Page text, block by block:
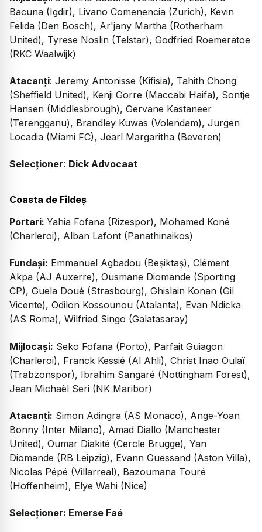
Bacuna (Igdir), Livano Comenencia (Zurich), Kevin
Felida (Den Bosch), Ar'jany Martha (Rotherham
United), Tyrese Noslin (Telstar), Godfried Roemeratoe
(RKC Waalwijk)
Atacanți: Jeremy Antonisse (Kifisia), Tahith Chong
(Sheffield United), Kenji Gorre (Maccabi Haifa), Sontje
Hansen (Middlesbrough), Gervane Kastaneer
(Terengganu), Brandley Kuwas (Volendam), Jurgen
Locadia (Miami FC), Jearl Margaritha (Beveren)
Selecționer: Dick Advocaat
Coasta de Fildeș
Portari: Yahia Fofana (Rizespor), Mohamed Koné
(Charleroi), Alban Lafont (Panathinaikos)
Fundași: Emmanuel Agbadou (Beşiktaş), Clément
Akpa (AJ Auxerre), Ousmane Diomande (Sporting
CP), Guela Doué (Strasbourg), Ghislain Konan (Gil
Vicente), Odilon Kossounou (Atalanta), Evan Ndicka
(AS Roma), Wilfried Singo (Galatasaray)
Mijlocași: Seko Fofana (Porto), Parfait Guiagon
(Charleroi), Franck Kessié (Al Ahli), Christ Inao Oulaï
(Trabzonspor), Ibrahim Sangaré (Nottingham Forest),
Jean Michaël Seri (NK Maribor)
Atacanți: Simon Adingra (AS Monaco), Ange-Yoan
Bonny (Inter Milano), Amad Diallo (Manchester
United), Oumar Diakité (Cercle Brugge), Yan
Diomande (RB Leipzig), Evann Guessand (Aston Villa),
Nicolas Pépé (Villarreal), Bazoumana Touré
(Hoffenheim), Elye Wahi (Nice)
Selecționer: Emerse Faé